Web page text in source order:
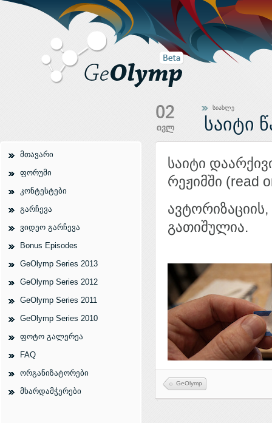
მთავარი
ფორუმი
კონტესტები
გარჩევა
ვიდეო გარჩევა
Bonus Episodes
GeOlymp Series 2013
GeOlymp Series 2012
GeOlymp Series 2011
GeOlymp Series 2010
ფოტო გალერეა
FAQ
ორგანიზატორები
მხარდამჭერები
სიახლე
საიტი
საიტი
რეჟიმში (read
გათიშულია.
GeOlymp